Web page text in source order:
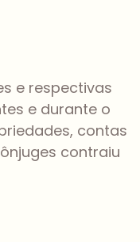
e respectivas
e durante o
contas
contraiu